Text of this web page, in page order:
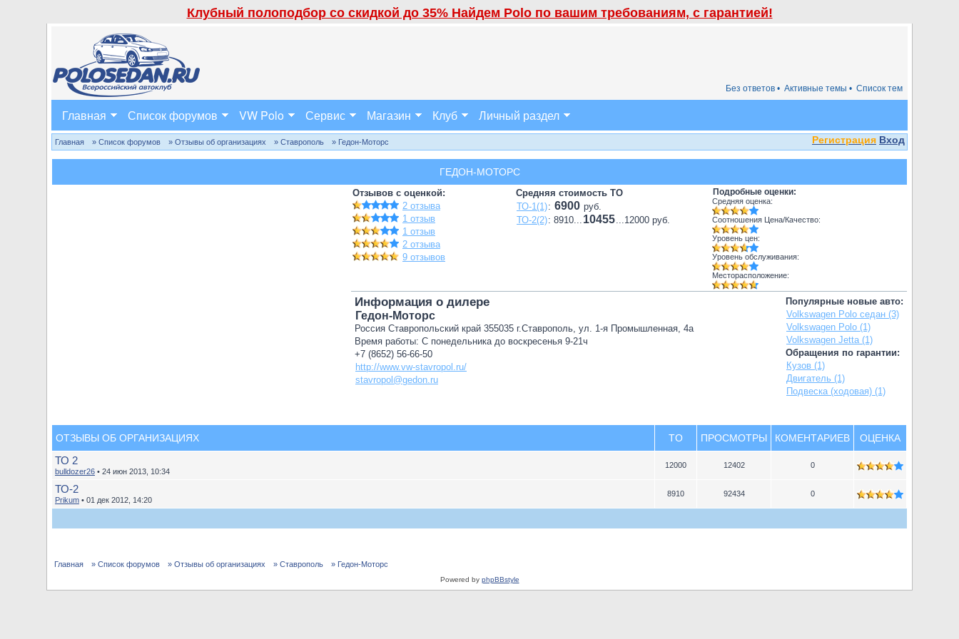
Клубный полоподбор со скидкой до 35% Найдем Polo по вашим требованиям, с гарантией!
Список тем
Активные темы •
Без ответов •
Главная Список форумов VW Polo Сервис Магазин Клуб Личный раздел
Регистрация Вход
Главная » Список форумов » Отзывы об организациях » Ставрополь » Гедон-Моторс
ГЕДОН-МОТОРС
Отзывов с оценкой:
2 отзыва
1 отзыв
1 отзыв
2 отзыва
9 отзывов
Средняя стоимость ТО
ТО-1(1): 6900 руб.
ТО-2(2): 8910... 10455...12000 руб.
Подробные оценки:
Средняя оценка:
Соотношения Цена/Качество:
Уровень цен:
Уровень обслуживания:
Месторасположение:
Популярные новые авто:
Volkswagen Polo седан (3)
Volkswagen Polo (1)
Volkswagen Jetta (1)
Обращения по гарантии:
Кузов (1)
Двигатель (1)
Подвеска (ходовая) (1)
Информация о дилере
Гедон-Моторс
Россия Ставропольский край 355035 г.Ставрополь, ул. 1-я Промышленная, 4а
Время работы: С понедельника до воскресенья 9-21ч
+7 (8652) 56-66-50
http://www.vw-stavropol.ru/
stavropol@gedon.ru
ОТЗЫВЫ ОБ ОРГАНИЗАЦИЯХ TO ПРОСМОТРЫ КОМЕНТАРИЕВ ОЦЕНКА
ТО 2
bulldozer26 • 24 июн 2013, 10:34
12000 12402 0
ТО-2
Prikum • 01 дек 2012, 14:20
8910 92434 0
Главная » Список форумов » Отзывы об организациях » Ставрополь » Гедон-Моторс
Powered by phpBBstyle